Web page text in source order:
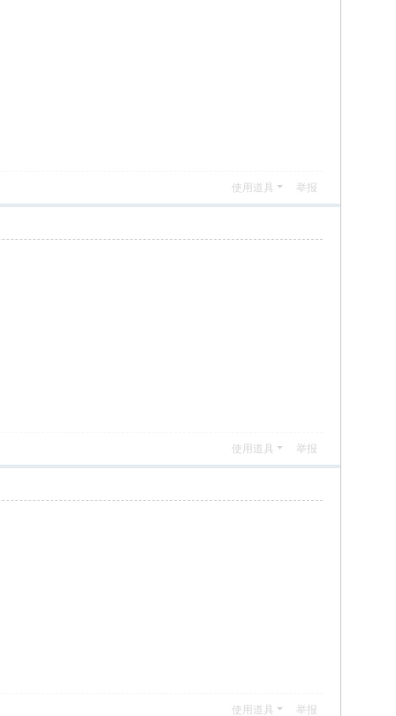
使用道具 举报
使用道具 举报
使用道具 举报